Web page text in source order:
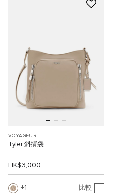
VOYAGEUR
Tyler 斜揹袋
HK$3,000
1 比較